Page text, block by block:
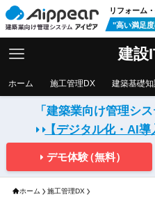
リフォーム
"高い満足
建設
ホーム 施工管理DX 建築基礎知
「建築業向け管理シ
【デジタル化・AI
デモ体験（無料）
ホーム 施工管理DX